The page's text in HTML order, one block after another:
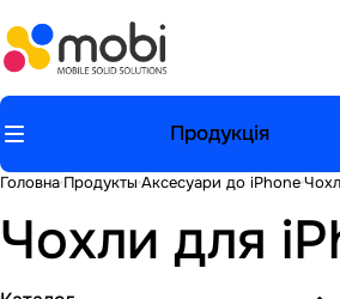
Продукція
Головна Продукты Аксесуари до iPhone
Чохли для